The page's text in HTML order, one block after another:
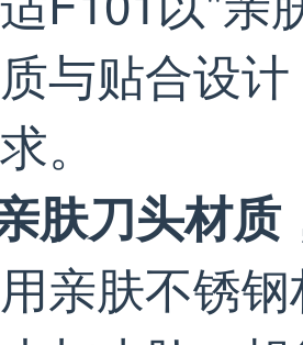
与贴合设
。
肤刀头材
亲肤不锈